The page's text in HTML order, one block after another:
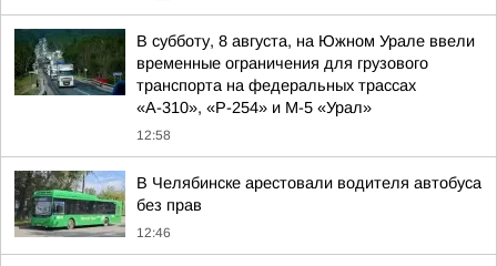
В субботу, 8 августа, на Южном Урале ввели
временные ограничения для грузового
транспорта на федеральных трассах
«А-310», «Р-254» и М-5 «Урал»
12:58
В Челябинске арестовали водителя автобуса
без прав
12:46